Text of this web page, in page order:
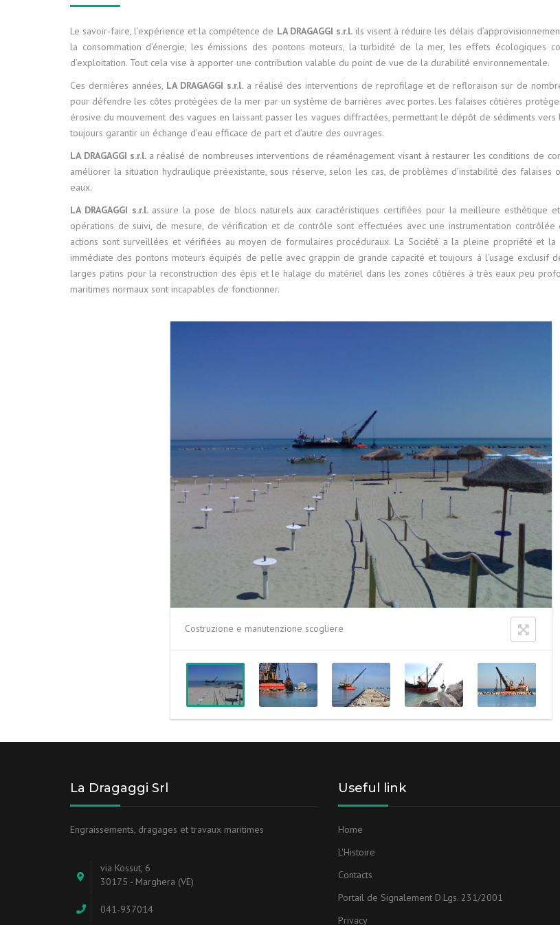
MOYENS COMPLÉMENTAIRES
CONSTRUCTION ET ENTRETIEN
DE BARRIÈRES ROCHEUSES
NIVELLEMENT DES FONDS
DRAGAGES DE DARSES ET
PORT-CANAUX
TRAVAUX SPÉCIAUX
Le savoir-faire, l’expérience et la compétence de LA DRAGAGGI s.r.l.ils visent à réduire les délais
la consommation d’énergie, les émissions des pontons moteurs, la turbidité de la mer, les effets écologiques
d’exploitation. Tout cela vise à apporter une contribution valable du point de vue de la durabilité environnementale.
Ces dernières années, LA DRAGAGGI s.r.l.a réalisé des interventions de reprofilage et de refloraison sur de
pour défendre les côtes protégées de la mer par un système de barrières avec portes. Les falaises côtières
érosive du mouvement des vagues en laissant passer les vagues diffractées, permettant le dépôt de sédiments vers
toujours garantir un échange d’eau efficace de part et d’autre des ouvrages.
LA DRAGAGGI s.r.l. a réalisé de nombreuses interventions de réaménagement visant à restaurer les conditions de
améliorer la situation hydraulique préexistante, sous réserve, selon les cas, de problèmes d’instabilité des falaises
eaux.
LA DRAGAGGI s.r.l.assure la pose de blocs naturels aux caractéristiques certifiées pour la meilleure esthétique
opérations de suivi, de mesure, de vérification et de contrôle sont effectuées avec une instrumentation
actions sont surveillées et vérifiées au moyen de formulaires procéduraux. La Société a la pleine propriété et la
immédiate des pontons moteurs équipés de pelle avec grappin de grande capacité et toujours à l’usage exclusif
larges patins pour la reconstruction des épis et le halage du matériel dans les zones côtières à très eaux peu
maritimes normaux sont incapables de fonctionner.
Costruzione e manutenzione scogliere
La Dragaggi Srl
Engraissements, dragages et travaux maritimes
via Kossut, 6
30175 - Marghera (VE)
041-937014
Useful link
Home
L'Histoire
Contacts
Portail de Signalement D.Lgs. 231/2001
Privacy